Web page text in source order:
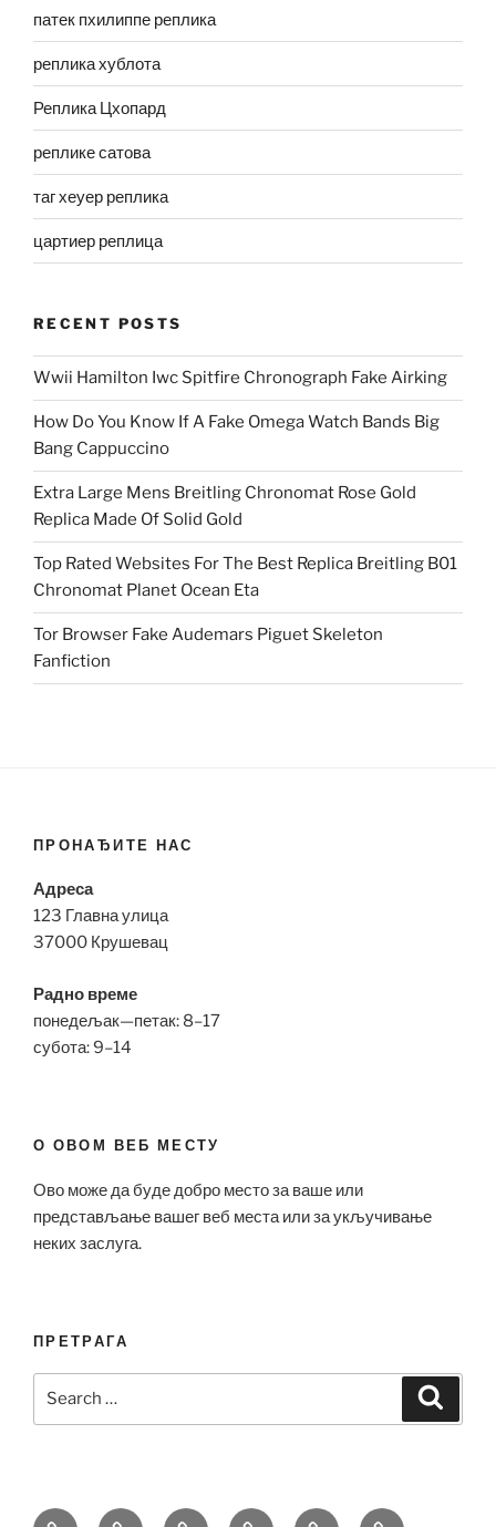
патек пхилиппе реплика
реплика хублота
Реплика Цхопард
реплике сатова
таг хеуер реплика
цартиер реплица
RECENT POSTS
Wwii Hamilton Iwc Spitfire Chronograph Fake Airking
How Do You Know If A Fake Omega Watch Bands Big
Bang Cappuccino
Extra Large Mens Breitling Chronomat Rose Gold
Replica Made Of Solid Gold
Top Rated Websites For The Best Replica Breitling B01
Chronomat Planet Ocean Eta
Tor Browser Fake Audemars Piguet Skeleton
Fanfiction
ПРОНАЂИТЕ НАС
Адреса
123 Главна улица
37000 Крушевац
Радно време
понедељак—петак: 8–17
субота: 9–14
О ОВОМ ВЕБ МЕСТУ
Ово може да буде добро место за ваше или
представљање вашег веб места или за укључивање
неких заслуга.
ПРЕТРАГА
Bell BreitlingHublot Omega Patek Richard